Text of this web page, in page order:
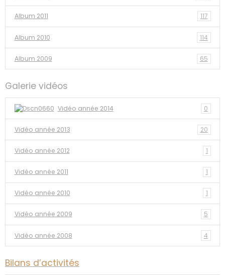
Album 2011 117
Album 2010 114
Album 2009 65
Galerie vidéos
Vidéo année 2014 0
Vidéo année 2013 20
Vidéo année 2012 1
Vidéo année 2011 1
Vidéo année 2010 1
Vidéo année 2009 5
Vidéo année 2008 4
Bilans d’activités